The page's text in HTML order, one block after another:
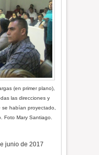
(en primer plano),
las direcciones y
habían proyectado,
Foto Mary Santiago.
junio de 2017